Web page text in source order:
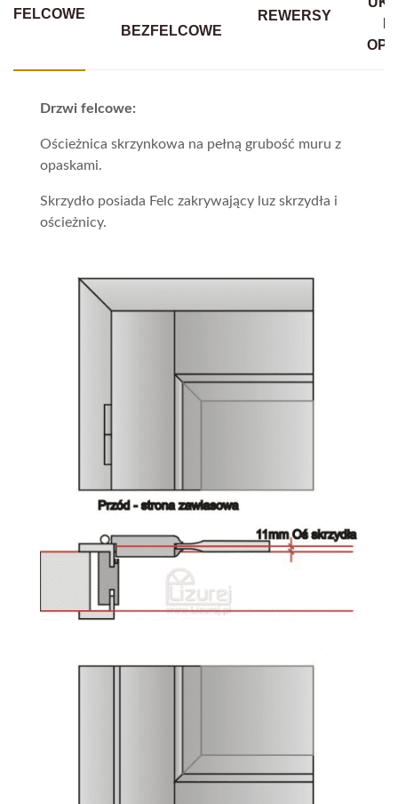
FELCOWE
BEZFELCOWE
REWERSY
Drzwi felcowe:
Ościeżnica skrzynkowa na pełną grubość muru z
opaskami.
Skrzydło posiada Felc zakrywający luz skrzydła i
ościeżnicy.